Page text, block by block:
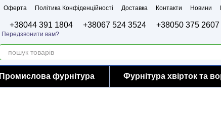
Оферта Політика Конфіденційності Доставка Контакти Новини
+38044 391 1804 +38067 524 3524 +38050 375 2607
Передзвонити вам?
Промислова фурнітура Фурнітура хвірток та